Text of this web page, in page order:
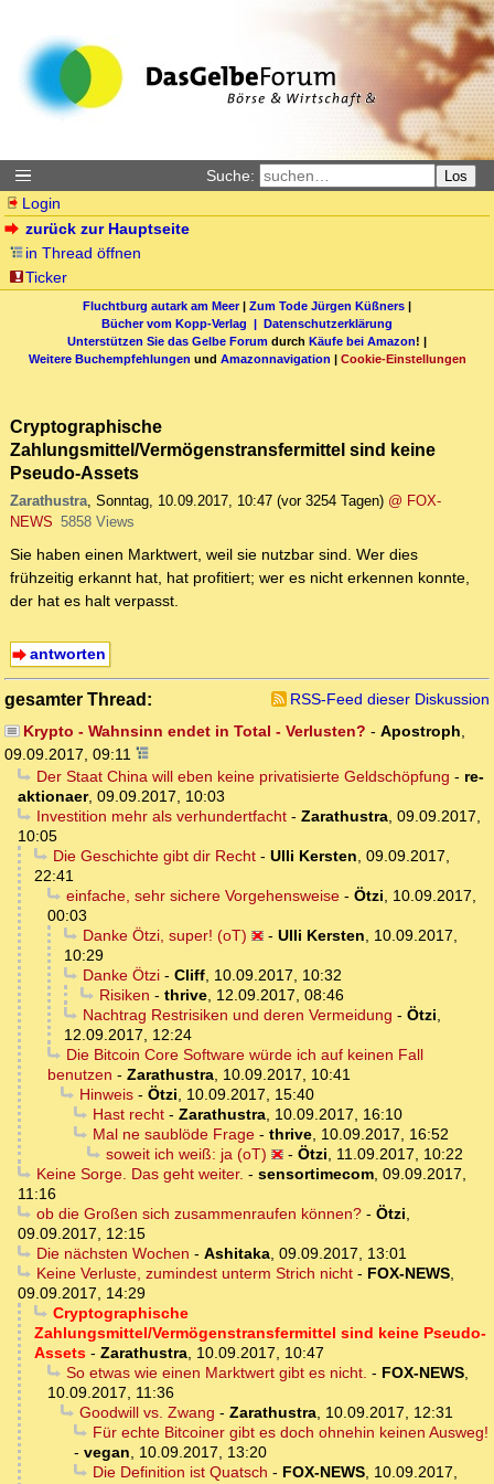
Suche: Los
Login
zurück zur Hauptseite
in Thread öffnen
Ticker
Fluchtburg autark am Meer| Zum Tode Jürgen Küßners |
Bücher vom Kopp-Verlag | Datenschutzerklärung
Unterstützen Sie das Gelbe Forum durch Käufe bei Amazon! |
Weitere Buchempfehlungen und Amazonnavigation | Cookie-Einstellungen
Cryptographische
Zahlungsmittel/Vermögenstransfermittel sind keine
Pseudo-Assets
Zarathustra, Sonntag, 10.09.2017, 10:47 (vor 3254 Tagen) @ FOX-
NEWS 5858 Views
Sie haben einen Marktwert, weil sie nutzbar sind. Wer dies
frühzeitig erkannt hat, hat profitiert; wer es nicht erkennen konnte,
der hat es halt verpasst.
antworten
gesamter Thread:
RSS-Feed dieser Diskussion
Krypto - Wahnsinn endet in Total - Verlusten? - Apostroph,
09.09.2017, 09:11
Der Staat China will eben keine privatisierte Geldschöpfung - re-
aktionaer, 09.09.2017, 10:03
Investition mehr als verhundertfacht- Zarathustra, 09.09.2017,
10:05
Die Geschichte gibt dir Recht- Ulli Kersten, 09.09.2017,
22:41
einfache, sehr sichere Vorgehensweise- Ötzi, 10.09.2017,
00:03
Danke Ötzi, super! (oT)
- Ulli Kersten, 10.09.2017,
10:29
Danke Ötzi- Cliff, 10.09.2017, 10:32
Risiken - thrive, 12.09.2017, 08:46
Nachtrag Restrisiken und deren Vermeidung - Ötzi,
12.09.2017, 12:24
Die Bitcoin Core Software würde ich auf keinen Fall
benutzen - Zarathustra, 10.09.2017, 10:41
Hinweis- Ötzi, 10.09.2017, 15:40
Hast recht- Zarathustra, 10.09.2017, 16:10
Mal ne saublöde Frage- thrive, 10.09.2017, 16:52
soweit ich weiß: ja (oT)
- Ötzi, 11.09.2017, 10:22
Keine Sorge. Das geht weiter. - sensortimecom, 09.09.2017,
11:16
ob die Großen sich zusammenraufen können?- Ötzi,
09.09.2017, 12:15
Die nächsten Wochen - Ashitaka, 09.09.2017, 13:01
Keine Verluste, zumindest unterm Strich nicht- FOX-NEWS,
09.09.2017, 14:29
Cryptographische
Zahlungsmittel/Vermögenstransfermittel sind keine Pseudo-
Assets - Zarathustra, 10.09.2017, 10:47
So etwas wie einen Marktwert gibt es nicht. - FOX-NEWS,
10.09.2017, 11:36
Goodwill vs. Zwang - Zarathustra, 10.09.2017, 12:31
Für echte Bitcoiner gibt es doch ohnehin keinen Ausweg!
- vegan, 10.09.2017, 13:20
Die Definition ist Quatsch - FOX-NEWS, 10.09.2017,